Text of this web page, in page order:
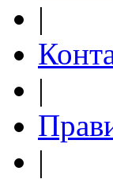
|
|
|